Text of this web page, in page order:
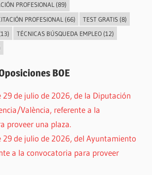
PROFESIONAL(89)
PROFESIONAL (66) TEST GRATIS(8)
TÉCNICAS BÚSQUEDA EMPLEO(12)
BOE
29 de julio de 2026, de la Diputación
València, referente a la
proveer una plaza.
29 de julio de 2026, del Ayuntamiento
a la convocatoria para proveer